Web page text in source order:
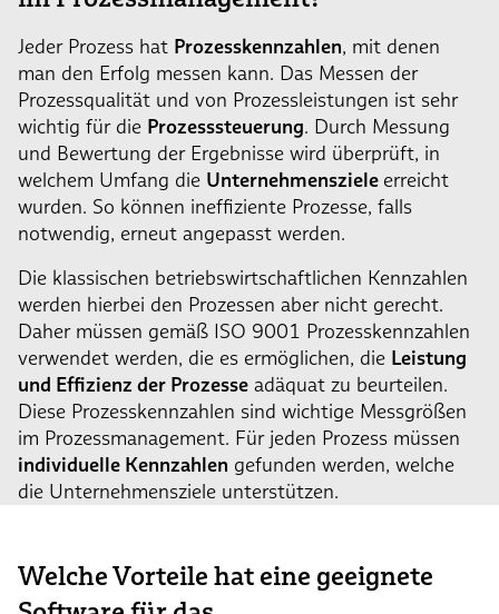
Jeder Prozess hat Prozesskennzahlen, mit denen
man den Erfolg messen kann. Das Messen der
Prozessqualität und von Prozessleistungen ist sehr
wichtig für die Prozesssteuerung. Durch Messung
und Bewertung der Ergebnisse wird überprüft, in
welchem Umfang die Unternehmensziele erreicht
wurden. So können ineffiziente Prozesse, falls
notwendig, erneut angepasst werden.
Die klassischen betriebswirtschaftlichen Kennzahlen
werden hierbei den Prozessen aber nicht gerecht.
Daher müssen gemäß ISO 9001 Prozesskennzahlen
verwendet werden, die es ermöglichen, die Leistung
und Effizienz der Prozesse adäquat zu beurteilen.
Diese Prozesskennzahlen sind wichtige Messgrößen
im Prozessmanagement. Für jeden Prozess müssen
individuelle Kennzahlen gefunden werden, welche
die Unternehmensziele unterstützen.
Welche Vorteile hat eine geeignete